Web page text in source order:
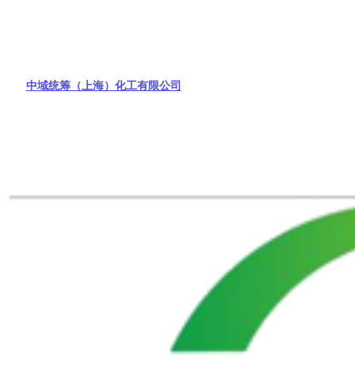
中域统筹（上海）化工有限公司